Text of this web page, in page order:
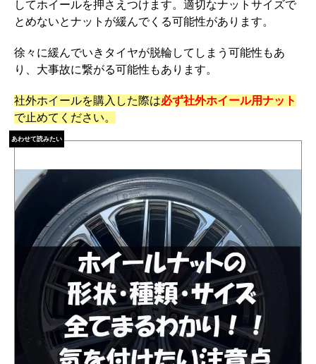
してホイールを押さえつけます。適切なナットサイズで
とめないとナットが緩んでくる可能性があります。
徐々に緩んでいきタイヤが脱輪してしまう可能性もあ
り、大事故に繋がる可能性もあります。
社外ホイールを購入した際は必ず社外ホイール用ナット
で止めてください。
あわせて読みたい